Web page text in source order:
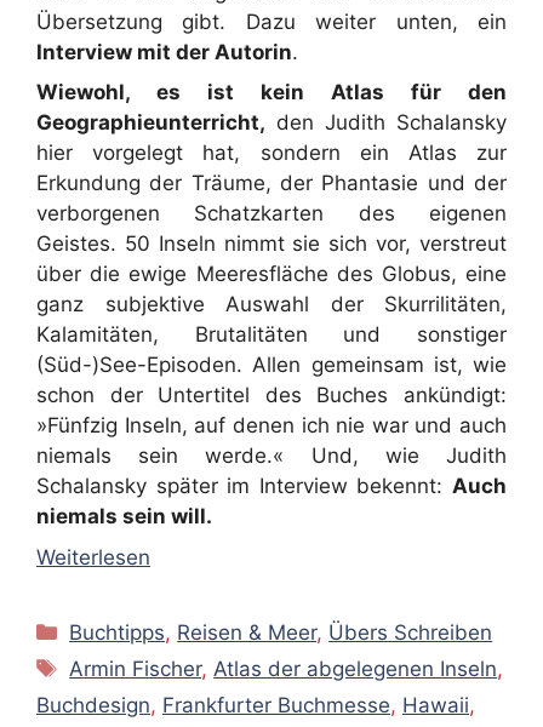
Übersetzung gibt. Dazu weiter unten, ein
Interview mit der Autorin.
Wiewohl, es ist kein Atlas für den
Geographieunterricht, den Judith Schalansky
hier vorgelegt hat, sondern ein Atlas zur
Erkundung der Träume, der Phantasie und der
verborgenen Schatzkarten des eigenen
Geistes. 50 Inseln nimmt sie sich vor, verstreut
über die ewige Meeresfläche des Globus, eine
ganz subjektive Auswahl der Skurrilitäten,
Kalamitäten, Brutalitäten und sonstiger
(Süd-)See-Episoden. Allen gemeinsam ist, wie
schon der Untertitel des Buches ankündigt:
»Fünfzig Inseln, auf denen ich nie war und auch
niemals sein werde.« Und, wie Judith
Schalansky später im Interview bekennt: Auch
niemals sein will.
Weiterlesen
Kategorien
Buchtipps, Reisen & Meer, Übers Schreiben
Schlagwörter
Armin Fischer, Atlas der abgelegenen Inseln,
Buchdesign, Frankfurter Buchmesse, Hawaii,